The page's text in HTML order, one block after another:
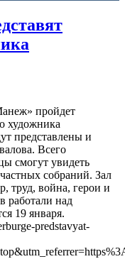
пройдет
художника
представлены и
Всего
смогут увидеть
собраний. Зал
труд, война, герои и
работали над
19 января.
predstavyat-